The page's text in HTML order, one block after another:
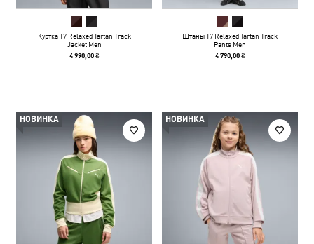
Куртка T7 Relaxed Tartan Track
Jacket Men
4 990,00 ₴
Штаны T7 Relaxed Tartan Track
Pants Men
4 790,00 ₴
НОВИНКА НОВИНКА